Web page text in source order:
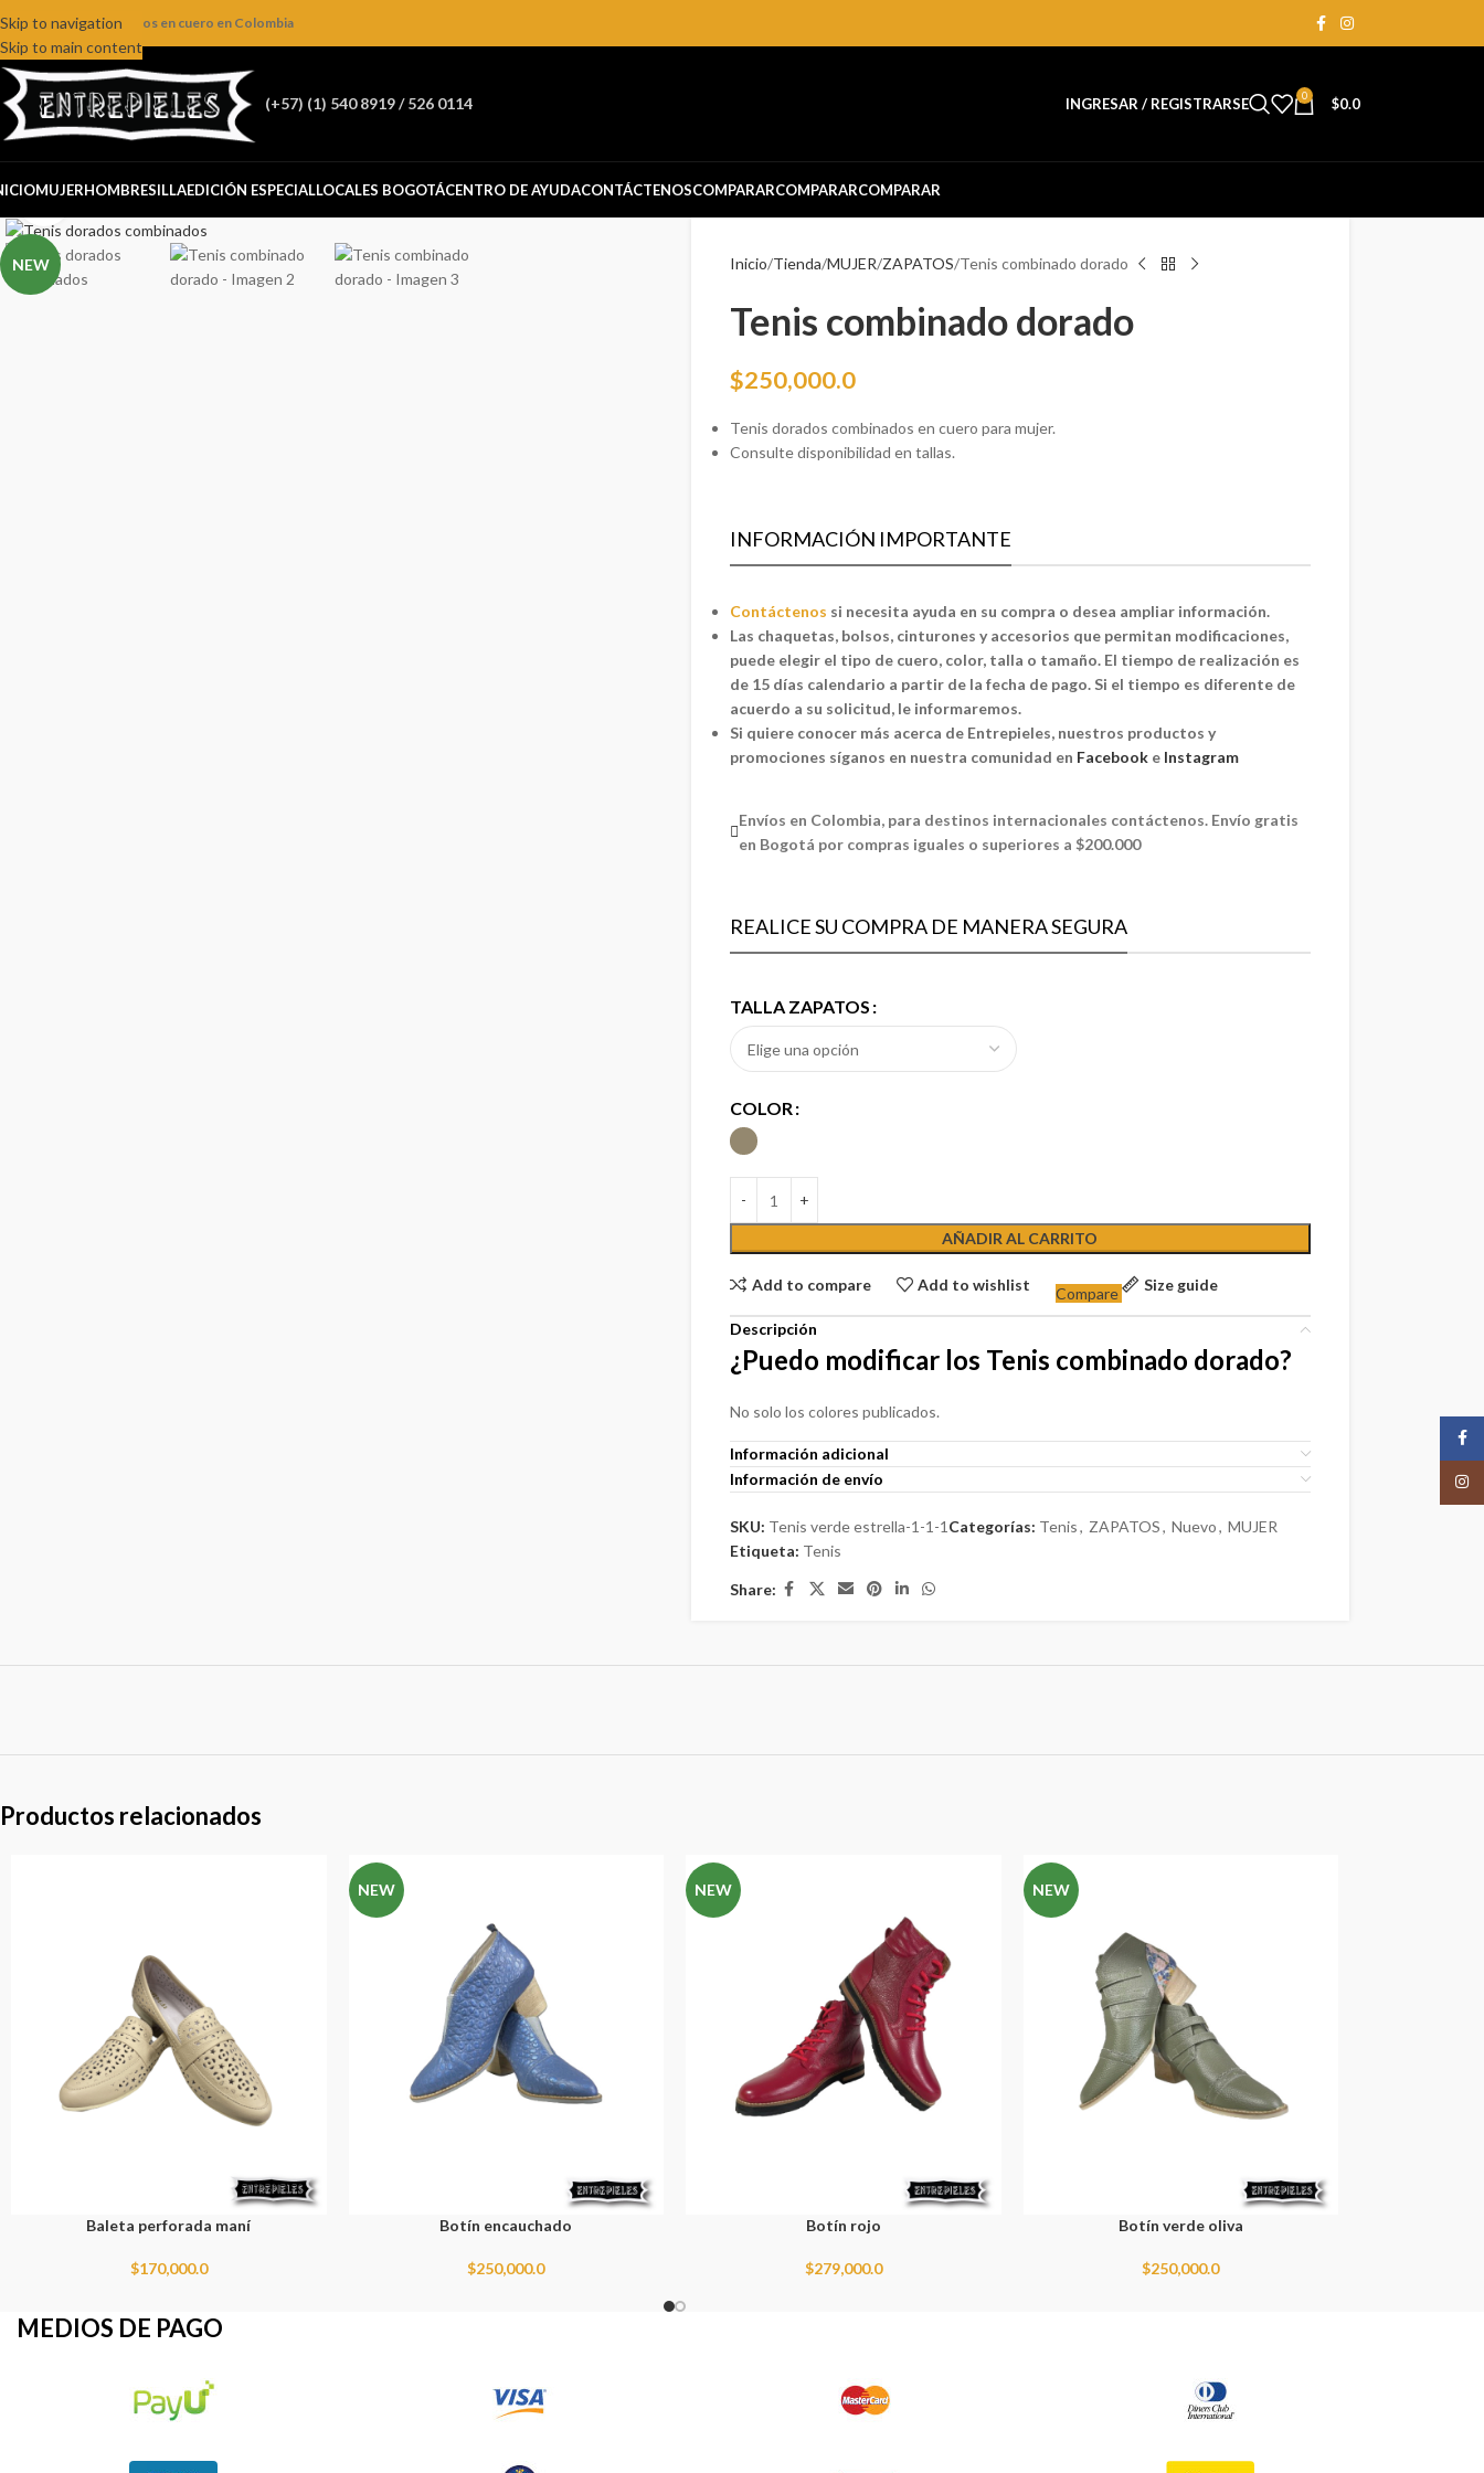
Skip to navigation
Skip to main content
online de productos en cuero en Colombia
(+57) (1) 540 8919 / 526 0114 INGRESAR / REGISTRARSE 0 $0.0
MUJERHOMBRESILLAEDICIÓN ESPECIALLOCALES BOGOTÁCENTRO DE AYUDACONTÁCTENOSCOMPARARCOMPARARCOMPARAR
NEW
Click to enlarge
Inicio Tienda MUJER ZAPATOS Tenis combinado dorado
Tenis combinado dorado
$250,000.0
Tenis dorados combinados en cuero para mujer.
Consulte disponibilidad en tallas.
INFORMACIÓN IMPORTANTE
Contáctenos si necesita ayuda en su compra o desea ampliar información.
Las chaquetas, bolsos, cinturones y accesorios que permitan modificaciones,
puede elegir el tipo de cuero, color, talla o tamaño. El tiempo de realización es
de 15 días calendario a partir de la fecha de pago. Si el tiempo es diferente de
acuerdo a su solicitud, le informaremos.
Si quiere conocer más acerca de Entrepieles, nuestros productos y
promociones síganos en nuestra comunidad en Facebooke Instagram
Envíos en Colombia, para destinos internacionales contáctenos. Envío gratis
en Bogotá por compras iguales o superiores a $200.000
REALICE SU COMPRA DE MANERA SEGURA
TALLA ZAPATOS
COLOR
AÑADIR AL CARRITO
Add to compare Add to wishlist
Compare
Size guide
Descripción
¿Puedo modificar los Tenis combinado dorado?
No solo los colores publicados.
Información adicional
Información de envío
SKU: Tenis verde estrella-1-1-1 Categorías: Tenis, ZAPATOS, Nuevo, MUJER
Etiqueta: Tenis
Share:
Productos relacionados
Baleta perforada maní
$170,000.0
NEW
Botín encauchado
$250,000.0
NEW
Botín rojo
$279,000.0
NEW
Botín verde oliva
$250,000.0
MEDIOS DE PAGO